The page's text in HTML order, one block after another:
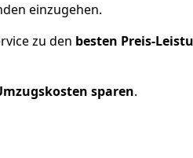
einzugehen.
zu den besten Preis-
sparen.